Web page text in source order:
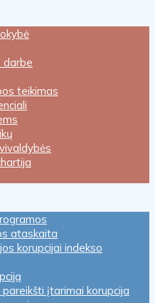
darbe
teikimas
ataskaita
korupcijai indekso
įtarimai korupcija